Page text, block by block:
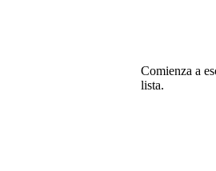
Comienza a
lista.